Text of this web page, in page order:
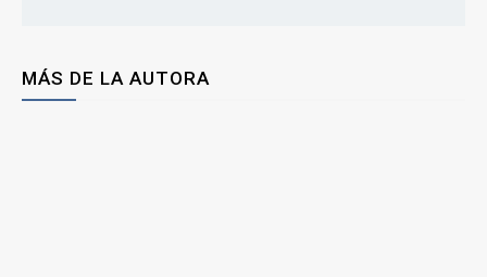
MÁS DE LA AUTORA